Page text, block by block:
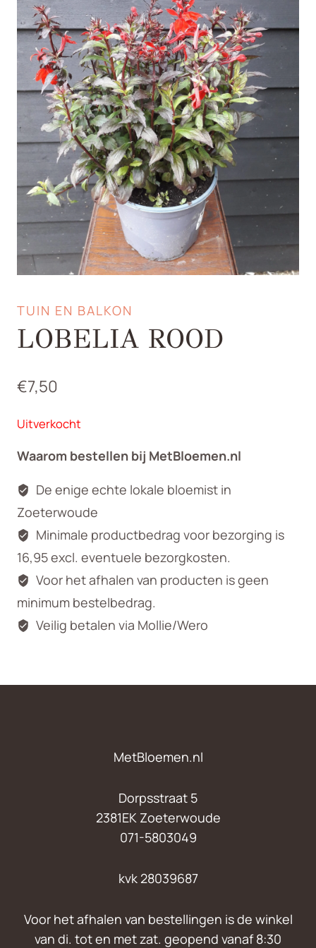
TUIN EN BALKON
LOBELIA ROOD
€7,50
Uitverkocht
Waarom bestellen bij MetBloemen.nl
De enige echte lokale bloemist in
Zoeterwoude
Minimale productbedrag voor bezorging is
16,95 excl. eventuele bezorgkosten.
Voor het afhalen van producten is geen
minimum bestelbedrag.
Veilig betalen via Mollie/Wero
MetBloemen.nl
Dorpsstraat 5
2381EK Zoeterwoude
071-5803049
kvk 28039687
Voor het afhalen van bestellingen is de winkel
van di. tot en met zat. geopend vanaf 8:30